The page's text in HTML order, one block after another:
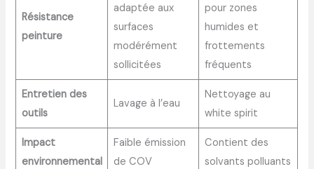
Résistance
peinture
adaptée aux
surfaces
modérément
sollicitées
pour zones
humides et
frottements
fréquents
Entretien des
outils
Lavage à l’eau
Nettoyage au
white spirit
Impact
environnemental
Faible émission
de COV
Contient des
solvants polluants